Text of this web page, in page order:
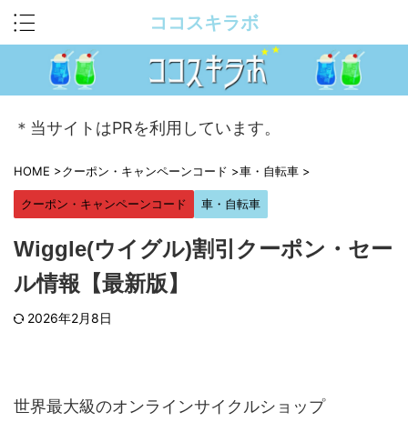
ココスキラボ
＊当サイトはPRを利用しています。
HOME >クーポン・キャンペーンコード >車・自転車 >
クーポン・キャンペーンコード 車・自転車
Wiggle(ウイグル)割引クーポン・セー
ル情報【最新版】
2026年2月8日
世界最大級のオンラインサイクルショップ